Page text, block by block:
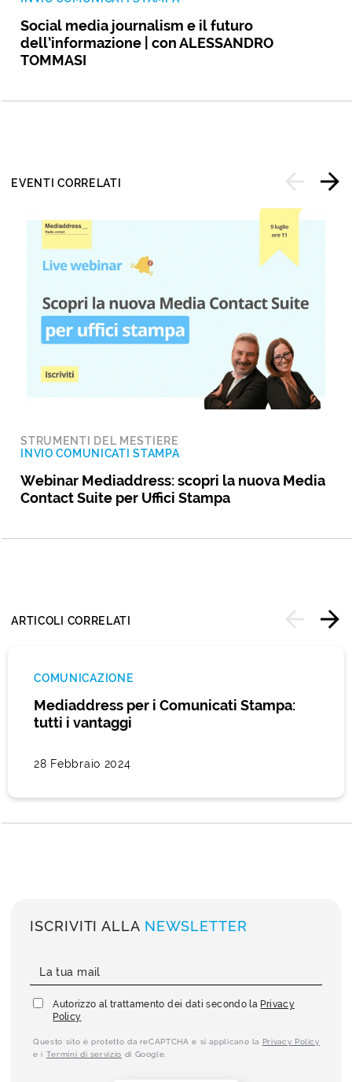
Social media journalism e il futuro
dell’informazione | con ALESSANDRO
TOMMASI
EVENTI CORRELATI
STRUMENTI DEL MESTIERE
INVIO COMUNICATI STAMPA
Webinar Mediaddress: scopri la nuova Media
Contact Suite per Uffici Stampa
ARTICOLI CORRELATI
COMUNICAZIONE
Mediaddress per i Comunicati Stampa:
tutti i vantaggi
28 Febbraio 2024
ISCRIVITI ALLA NEWSLETTER
Autorizzo al trattamento dei dati secondo la Privacy
Policy
Questo sito è protetto da reCAPTCHA e si applicano la Privacy Policy
e i Termini di servizio di Google.